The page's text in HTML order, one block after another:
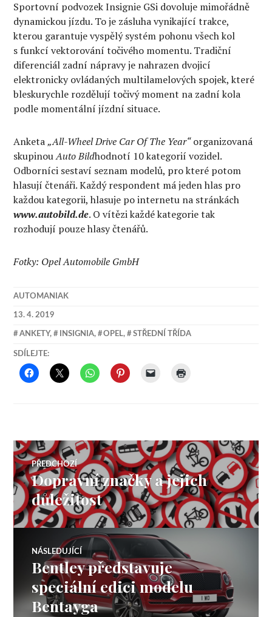
Sportovní podvozek Insignie GSi dovoluje mimořádně
dynamickou jízdu. To je zásluha vynikající trakce,
kterou garantuje vyspělý systém pohonu všech kol
s funkcí vektorování točivého momentu. Tradiční
diferenciál zadní nápravy je nahrazen dvojicí
elektronicky ovládaných multilamelových spojek, které
bleskurychle rozdělují točivý moment na zadní kola
podle momentální jízdní situace.
Anketa„All-Wheel Drive Car Of The Year“organizovaná
skupinouAuto Bildhodnotí 10 kategorií vozidel.
Odborníci sestaví seznam modelů, pro které potom
hlasují čtenáři. Každý respondent má jeden hlas pro
každou kategorii, hlasuje po internetu na stránkách
www.autobild.de. O vítězi každé kategorie tak
rozhodují pouze hlasy čtenářů.
Fotky: Opel Automobile GmbH
AUTOMANIAK
13. 4. 2019
ANKETY, INSIGNIA, OPEL, STŘEDNÍ TŘÍDA
SDÍLEJTE:
Navigace
pro
příspěvek
PŘEDCHOZÍ
Předchozí
příspěvek:
Dopravní značky a jejich
důležitost
NÁSLEDUJÍCÍ
Následující
příspěvek:
Bentley představuje
speciální edici modelu
Bentayga